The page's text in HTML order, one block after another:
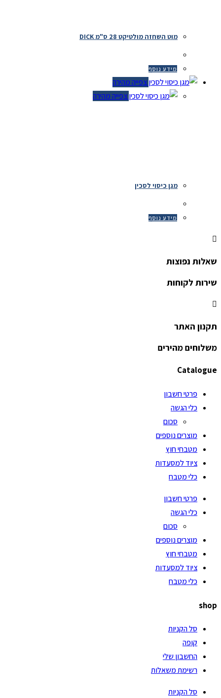
מוט השחזה מולטיקט 28 ס"מ DICK
מידע נוסף
צפייה מהירה
צפייה מהירה
מגן כיסוי לסכין
מידע נוסף
שאלות נפוצות
שירות לקוחות
תקנון האתר
משלוחים מהירים
Catalogue
פרטי חשבון
כלי הגשה
סכום
מוצרים נוספים
מטבחי חוץ
ציוד למסעדות
כלי מטבח
פרטי חשבון
כלי הגשה
סכום
מוצרים נוספים
מטבחי חוץ
ציוד למסעדות
כלי מטבח
shop
סל הקניות
קופה
החשבון שלי
רשימת משאלות
סל הקניות